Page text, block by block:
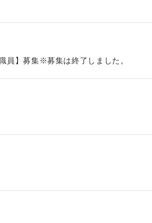
員】募集※募集は終了しました。